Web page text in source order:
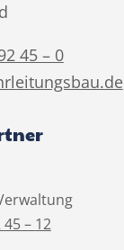
45 – 0
45 – 12